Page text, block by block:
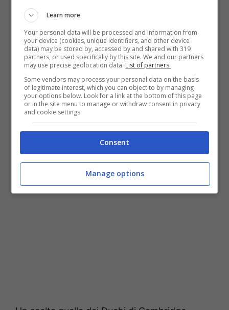
nuova casa?
Che cosa ha spinto il principe William e la
moglie Kate ha trasferirsi in un cottage
modesto? La ragione sarebbe il benessere dei
figli che a Londra secondo i genitori
sarebbero troppo limitati non potendo
giocare a pallone con gli amici o andare al
Learn more
Your personal data will be processed and information from
your device (cookies, unique identifiers, and other device
data) may be stored by, accessed by and shared with 319
partners, or used specifically by this site. We and our partners
may use precise geolocation data. List of partners.
Some vendors may process your personal data on the basis
of legitimate interest, which you can object to by managing
your options below. Look for a link at the bottom of this page
or in the site menu to manage or withdraw consent in privacy
and cookie settings.
Consent
Manage options